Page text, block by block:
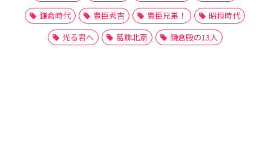
鎌倉時代
豊臣秀吉 豊臣兄弟！
昭和時代
光る君へ
葛飾北斎 鎌倉殿の13人